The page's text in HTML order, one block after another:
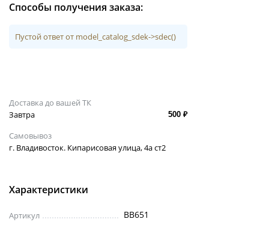
Способы получения заказа:
Пустой ответ от model_catalog_sdek->sdec()
Доставка до вашей ТК
Завтра
500 ₽
Самовывоз
г. Владивосток. Кипарисовая улица, 4а ст2
Характеристики
Артикул BB651